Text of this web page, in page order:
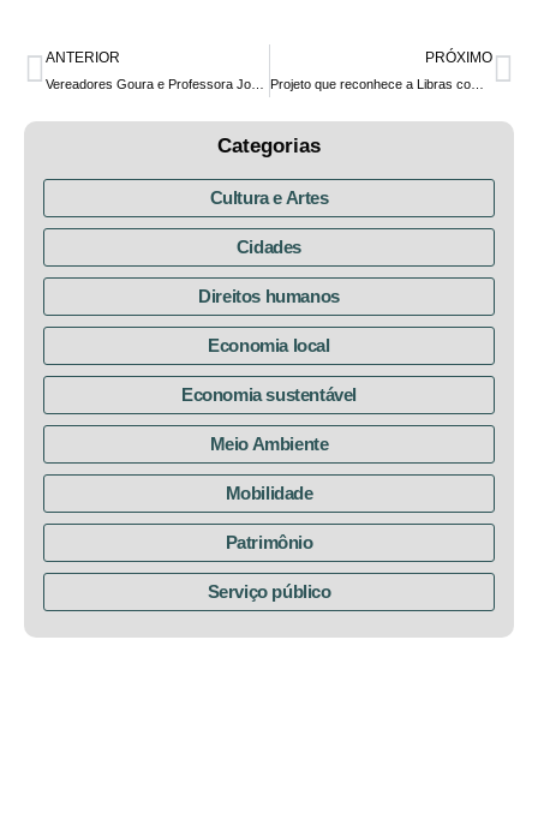
ANTERIOR PRÓXIMO
Projeto que reconhece a Libras como língua oficial em Curitiba voltará a tramitar na Câmara Municipal
Categorias
Cultura e Artes
Cidades
Direitos humanos
Economia local
Economia sustentável
Meio Ambiente
Mobilidade
Patrimônio
Serviço público